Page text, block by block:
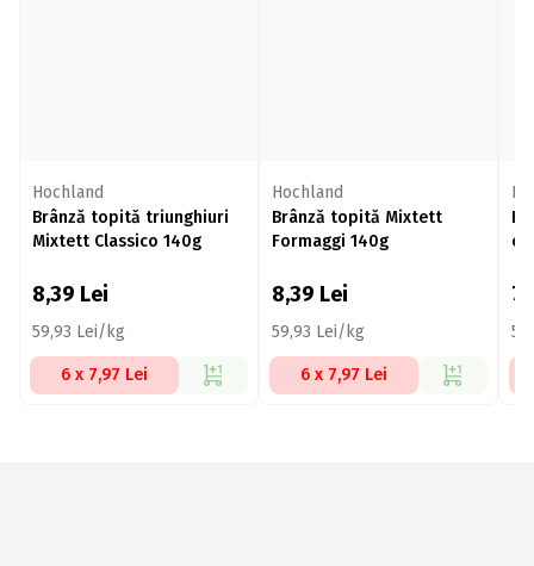
Hochland
Brânză topită triunghiuri
Mixtett Classico 140g
8,39 Lei
59,93 Lei/kg
6 x 7,97 Lei
Hochland
Brânză topită Mixtett
Formaggi 140g
8,39 Lei
59,93 Lei/kg
6 x 7,97 Lei